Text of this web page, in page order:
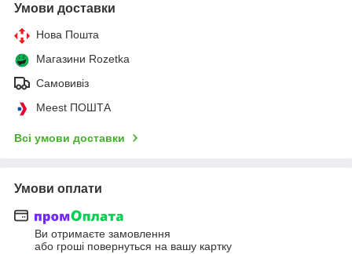
Умови доставки
Нова Пошта
Магазини Rozetka
Самовивіз
Meest ПОШТА
Всі умови доставки
Умови оплати
Ви отримаєте замовлення
або гроші повернуться на вашу картку